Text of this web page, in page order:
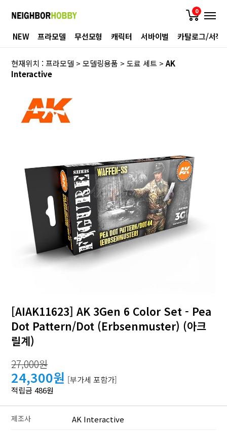
0
NEW 프라모델 무선모형 캐릭터 서바이벌 카탈로그/서적
현재위치 :프라모델 >모델링용품 >도료 세트 >AK
Interactive
[AIAK11623] AK 3Gen 6 Color Set - Pea
Dot Pattern/Dot (Erbsenmuster) (아크
릴계)
27,000원
24,300원 [부가세 포함가]
적립금 486원
제조사 AK Interactive